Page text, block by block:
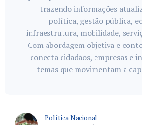
trazendo informações
política, gestão pública,
infraestrutura, mobilidade,
Com abordagem objetiva e
conecta cidadãos, empresas e
temas que movimentam a
Política Nacional